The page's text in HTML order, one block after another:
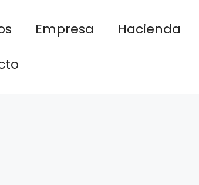
Empresa Hacienda